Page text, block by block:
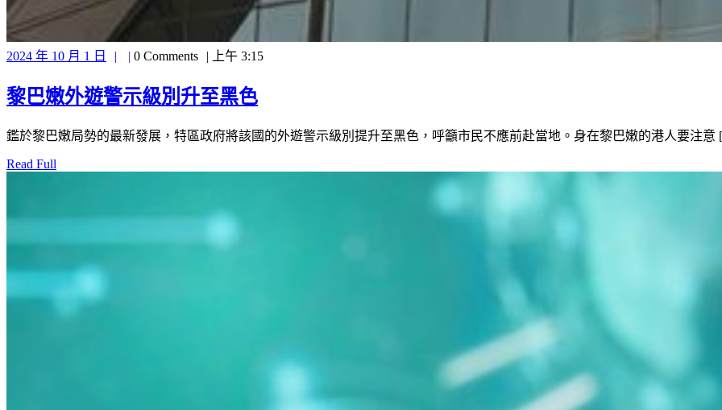
2024 年 10 月 1 日
2024
10
月
日
0 Comments 上午 3:15
黎巴嫩外遊警示級別升至黑色黎
巴
鑑於黎巴嫩局勢的最新發展，特區政府將該國的外遊警示級別提升至黑色，呼籲市民不應前赴當地。身在黎巴嫩的港人要注
Read Full